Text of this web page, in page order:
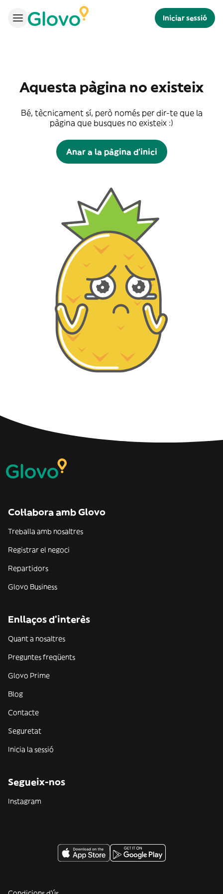
Iniciar sessió
Aquesta pàgina no existeix
Bé, tècnicament sí, però només per dir-te que la
pàgina que busques no existeix :)
Anar a la pàgina d'inici
Col·labora amb Glovo
Treballa amb nosaltres
Registrar el negoci
Repartidors
Glovo Business
Enllaços d'interès
Quant a nosaltres
Preguntes freqüents
Glovo Prime
Blog
Contacte
Seguretat
Inicia la sessió
Segueix-nos
Instagram